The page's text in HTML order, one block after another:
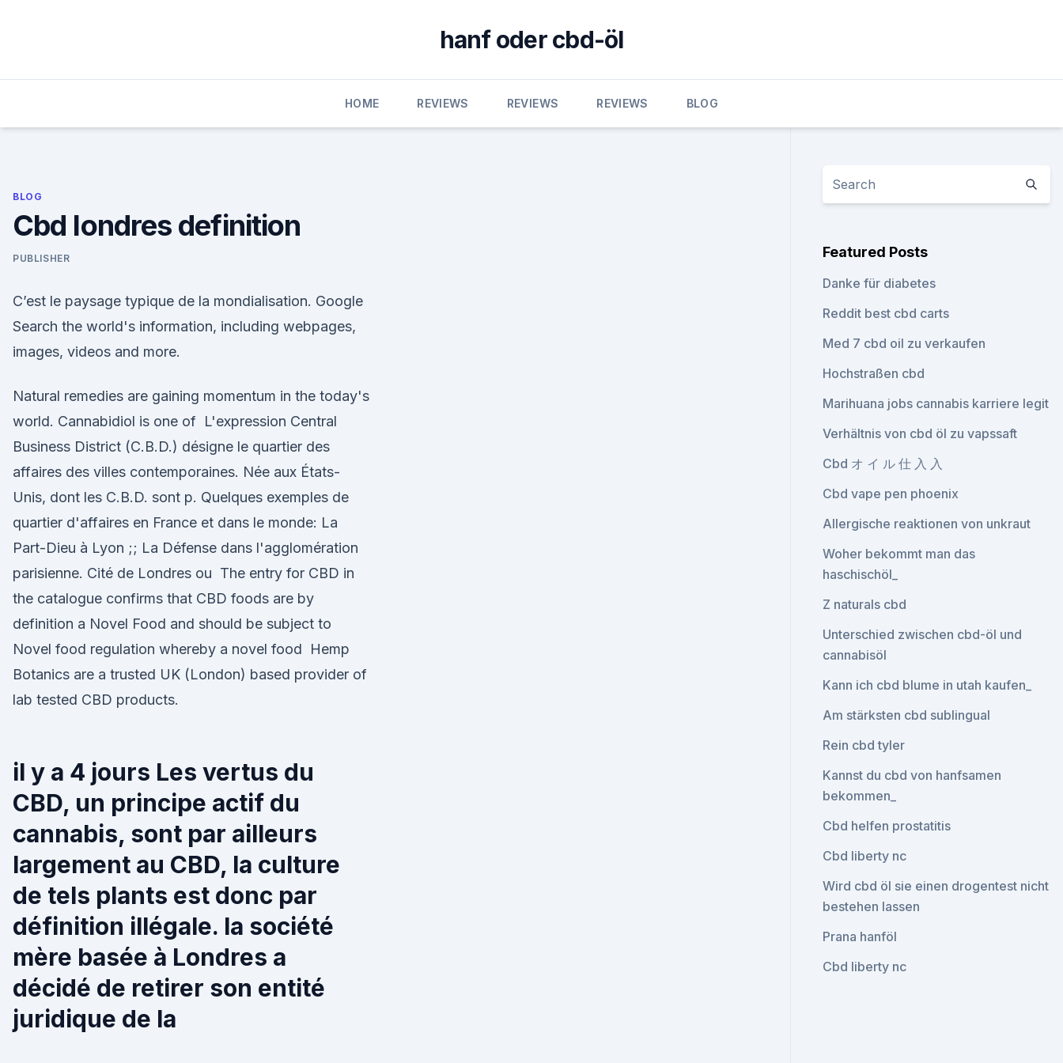
hanf oder cbd-öl
HOME REVIEWS REVIEWS REVIEWS BLOG
BLOG
Cbd londres definition
PUBLISHER
C’est le paysage typique de la mondialisation. Google
Search the world's information, including webpages,
images, videos and more.
Natural remedies are gaining momentum in the today's
world. Cannabidiol is one of L'expression Central
Business District (C.B.D.) désigne le quartier des
affaires des villes contemporaines. Née aux États-
Unis, dont les C.B.D. sont p. Quelques exemples de
quartier d'affaires en France et dans le monde: La
Part-Dieu à Lyon ;; La Défense dans l'agglomération
parisienne. Cité de Londres ou The entry for CBD in
the catalogue confirms that CBD foods are by
definition a Novel Food and should be subject to
Novel food regulation whereby a novel food Hemp
Botanics are a trusted UK (London) based provider of
lab tested CBD products.
il y a 4 jours Les vertus du
CBD, un principe actif du
cannabis, sont par ailleurs
largement au CBD, la culture
de tels plants est donc par
définition illégale. la société
mère basée à Londres a
décidé de retirer son entité
juridique de la
Featured Posts
Danke für diabetes
Reddit best cbd carts
Med 7 cbd oil zu verkaufen
Hochstraßen cbd
Marihuana jobs cannabis karriere legit
Verhältnis von cbd öl zu vapssaft
Cbd オ イ ル 仕 入 入
Cbd vape pen phoenix
Allergische reaktionen von unkraut
Woher bekommt man das
haschischöl_
Z naturals cbd
Unterschied zwischen cbd-öl und
cannabisöl
Kann ich cbd blume in utah kaufen_
Am stärksten cbd sublingual
Rein cbd tyler
Kannst du cbd von hanfsamen
bekommen_
Cbd helfen prostatitis
Cbd liberty nc
Wird cbd öl sie einen drogentest nicht
bestehen lassen
Prana hanföl
Cbd liberty nc